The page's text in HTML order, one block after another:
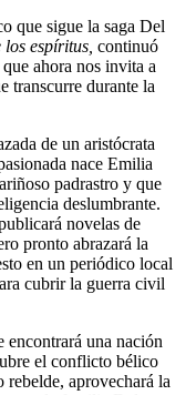
que sigue la saga Del
espíritus, continuó
ahora nos invita a
transcurre durante la
de un aristócrata
nace Emilia
padrastro y que
deslumbrante.
novelas de
pronto abrazará la
en un periódico local
cubrir la guerra civil
una nación
el conflicto bélico
rebelde, aprovechará la